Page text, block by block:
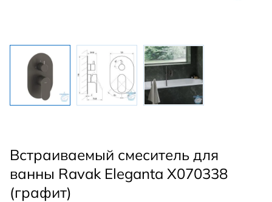
Встраиваемый смеситель для
ванны Ravak Eleganta X070338
(графит)